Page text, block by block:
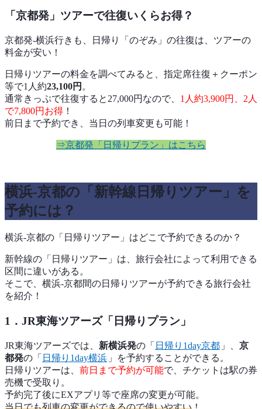
「京都発」ツアーで往復いくらお得？
京都発-横浜行きも、日帰り「のぞみ」の往復は、ツアーの
料金が安い！
日帰りツアーの料金を調べてみると、指定席往復＋クーポン
等で1人約23,100円 。
通常きっぷで往復すると27,000円なので、 1人約3,900円、2人
で7,800円お得 ！
前日まで予約でき、当日の列車変更も可能！
⇒京都発「日帰りプラン」はこちら
横浜-京都の「新幹線日帰りツアー」を
予約には？
横浜-京都の「日帰りツアー」はどこで予約できるのか？
新幹線の「日帰りツアー」は、旅行会社によって利用できる
区間に違いがある。
そこで、横浜-京都間の日帰りツアーが予約できる旅行会社
を紹介！
1．JR東海ツアーズ「日帰りプラン」
JR東海ツアーズでは、 新横浜発の「 日帰り1day京都 」、 京
都発の「 日帰り1day横浜 」を予約することができる。
日帰りツアーは、 前日まで予約が可能で、チケットは駅の券
売機で受取り。
予約完了後にEXアプリ等で座席の変更が可能。
当日でも列車の変更ができるので使いやすい ！